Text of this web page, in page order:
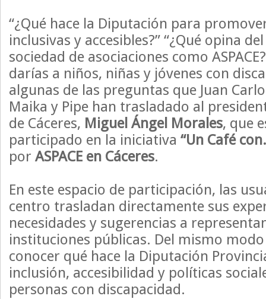
“¿Qué hace la Diputación para
inclusivas y accesibles?” “¿Qué opina
sociedad de asociaciones como
darías a niños, niñas y jóvenes con
algunas de las preguntas que Juan
Maika y Pipe han trasladado al
de Cáceres, Miguel Ángel Morales, que
participado en la iniciativa “Un Café
por ASPACE en Cáceres.
En este espacio de participación, las
centro trasladan directamente sus
necesidades y sugerencias a
instituciones públicas. Del mismo
conocer qué hace la Diputación
inclusión, accesibilidad y políticas
personas con discapacidad.